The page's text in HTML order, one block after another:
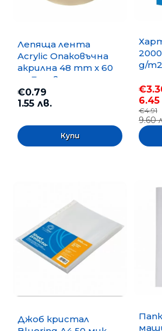
Лепяща лента
Acrylic Опаковъчна
акрилна 48 mm x 60
m, Безцветна
€0.79
1.55 лв.
2000
g/m2
6.45
€4.91
9.60
Джоб кристал